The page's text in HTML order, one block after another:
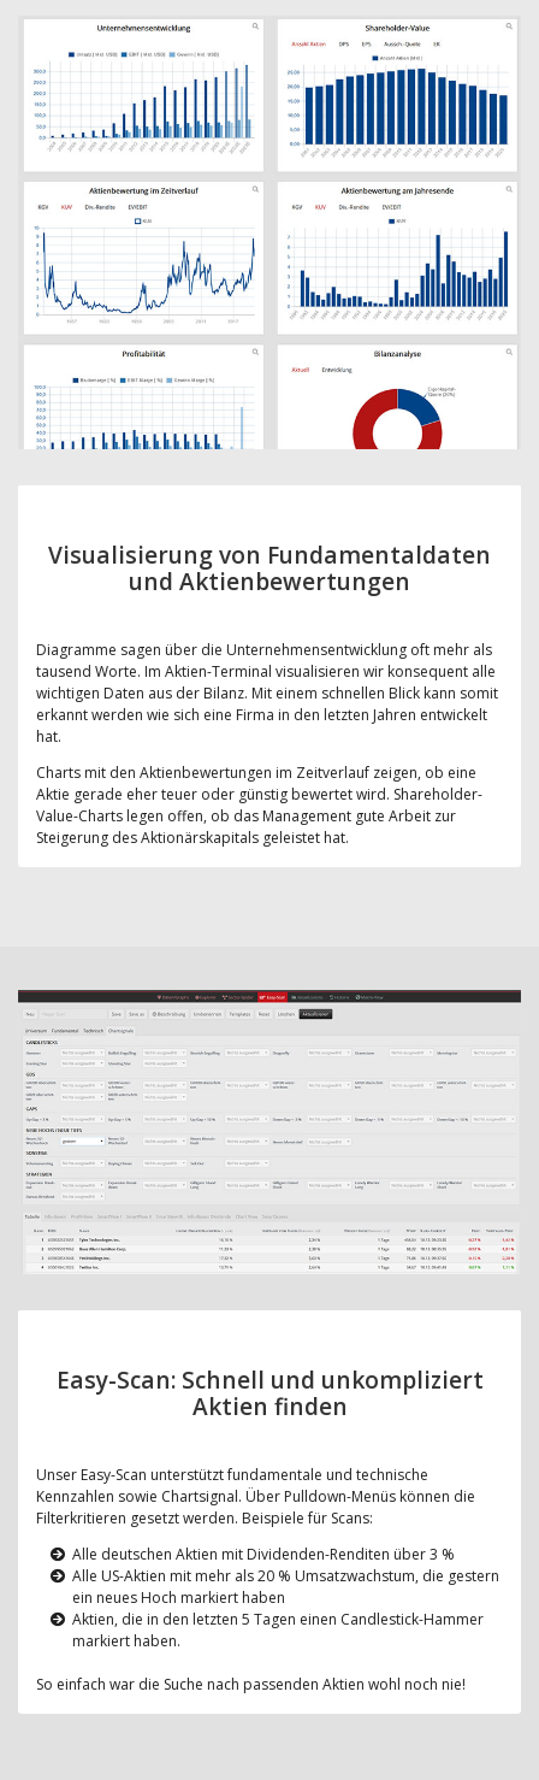
Visualisierung von Fundamentaldaten
und Aktienbewertungen
Diagramme sagen über die Unternehmensentwicklung oft mehr als
tausend Worte. Im Aktien-Terminal visualisieren wir konsequent alle
wichtigen Daten aus der Bilanz. Mit einem schnellen Blick kann somit
erkannt werden wie sich eine Firma in den letzten Jahren entwickelt
hat.
Charts mit den Aktienbewertungen im Zeitverlauf zeigen, ob eine
Aktie gerade eher teuer oder günstig bewertet wird. Shareholder-
Value-Charts legen offen, ob das Management gute Arbeit zur
Steigerung des Aktionärskapitals geleistet hat.
Easy-Scan: Schnell und unkompliziert
Aktien finden
Unser Easy-Scan unterstützt fundamentale und technische
Kennzahlen sowie Chartsignal. Über Pulldown-Menüs können die
Filterkritieren gesetzt werden. Beispiele für Scans:
Alle deutschen Aktien mit Dividenden-Renditen über 3 %
Alle US-Aktien mit mehr als 20 % Umsatzwachstum, die gestern
ein neues Hoch markiert haben
Aktien, die in den letzten 5 Tagen einen Candlestick-Hammer
markiert haben.
So einfach war die Suche nach passenden Aktien wohl noch nie!